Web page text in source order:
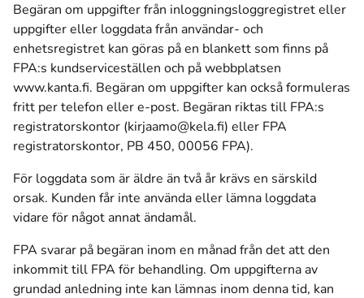
Begäran om uppgifter från inloggningsloggregistret eller
uppgifter eller loggdata från användar- och
enhetsregistret kan göras på en blankett som finns på
FPA:s kundserviceställen och på webbplatsen
www.kanta.fi. Begäran om uppgifter kan också formuleras
fritt per telefon eller e-post. Begäran riktas till FPA:s
registratorskontor (kirjaamo@kela.fi) eller FPA
registratorskontor, PB 450, 00056 FPA).
För loggdata som är äldre än två år krävs en särskild
orsak. Kunden får inte använda eller lämna loggdata
vidare för något annat ändamål.
FPA svarar på begäran inom en månad från det att den
inkommit till FPA för behandling. Om uppgifterna av
grundad anledning inte kan lämnas inom denna tid, kan